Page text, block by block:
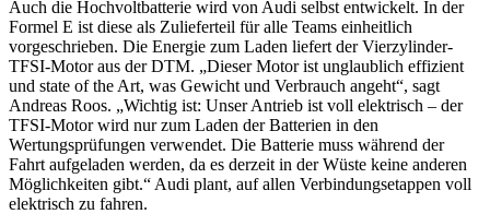
Auch die Hochvoltbatterie wird von Audi selbst entwickelt. In der
Formel E ist diese als Zulieferteil für alle Teams einheitlich
vorgeschrieben. Die Energie zum Laden liefert der Vierzylinder-
TFSI-Motor aus der DTM. „Dieser Motor ist unglaublich effizient
und state of the Art, was Gewicht und Verbrauch angeht“, sagt
Andreas Roos. „Wichtig ist: Unser Antrieb ist voll elektrisch – der
TFSI-Motor wird nur zum Laden der Batterien in den
Wertungsprüfungen verwendet. Die Batterie muss während der
Fahrt aufgeladen werden, da es derzeit in der Wüste keine anderen
Möglichkeiten gibt.“ Audi plant, auf allen Verbindungsetappen voll
elektrisch zu fahren.